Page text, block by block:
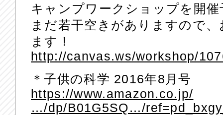
キャンプワークショップを開催
まだ若干空きがありますので
ます！
http://canvas.ws/workshop/
＊子供の科学 2016年8月号
https://www.amazon.co.jp/
…/dp/B01G5SQ…/